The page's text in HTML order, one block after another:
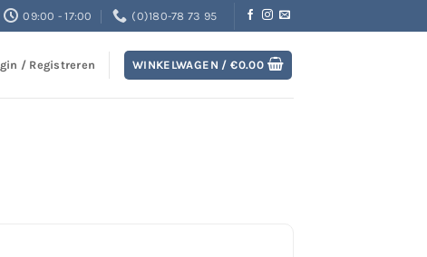
09:00 - 17:00 (0)180-78 73 95
/ Registreren WINKELWAGEN /€0.00